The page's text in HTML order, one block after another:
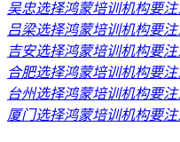
吴忠选择鸿蒙培训机构要
吕梁选择鸿蒙培训机构要
吉安选择鸿蒙培训机构要
合肥选择鸿蒙培训机构要
台州选择鸿蒙培训机构要
厦门选择鸿蒙培训机构要